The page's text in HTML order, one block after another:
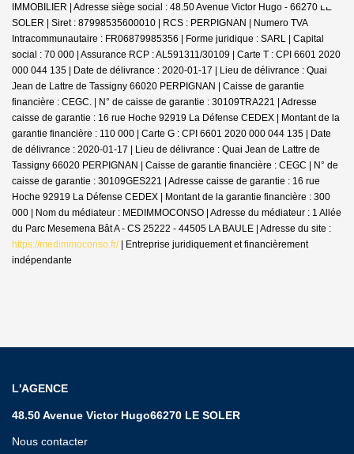
IMMOBILIER | Adresse siège social : 48.50 Avenue Victor Hugo - 66270 LE
SOLER | Siret : 87998535600010 | RCS : PERPIGNAN | Numero TVA
Intracommunautaire : FR06879985356 | Forme juridique : SARL | Capital
social : 70 000 | Assurance RCP : AL591311/30109 | Carte T : CPI 6601 2020
000 044 135 | Date de délivrance : 2020-01-17 | Lieu de délivrance : Quai
Jean de Lattre de Tassigny 66020 PERPIGNAN | Caisse de garantie
financière : CEGC. | N° de caisse de garantie : 30109TRA221 | Adresse
caisse de garantie : 16 rue Hoche 92919 La Défense CEDEX | Montant de la
garantie financière : 110 000 | Carte G : CPI 6601 2020 000 044 135 | Date
de délivrance : 2020-01-17 | Lieu de délivrance : Quai Jean de Lattre de
Tassigny 66020 PERPIGNAN | Caisse de garantie financière : CEGC | N° de
caisse de garantie : 30109GES221 | Adresse caisse de garantie : 16 rue
Hoche 92919 La Défense CEDEX | Montant de la garantie financière : 300
000 | Nom du médiateur : MEDIMMOCONSO | Adresse du médiateur : 1 Allée
du Parc Mesemena Bât A - CS 25222 - 44505 LA BAULE | Adresse du site :
https://medimmoconso.fr/| Entreprise juridiquement et financièrement
indépendante
L'AGENCE
48.50 Avenue Victor Hugo66270 LE SOLER
Nous contacter